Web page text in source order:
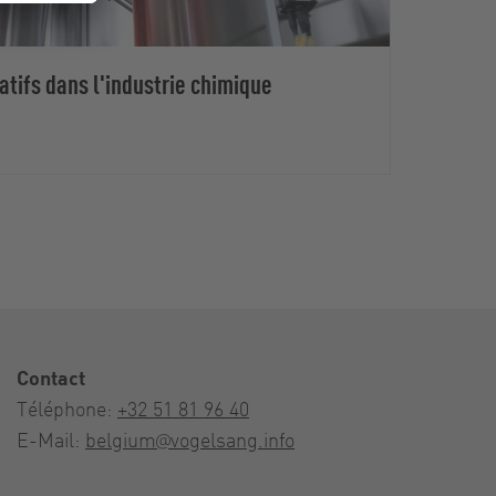
dans l'industrie chimique
Contact
Téléphone: +32 51 81 96 40
E-Mail: belgium@vogelsang.info